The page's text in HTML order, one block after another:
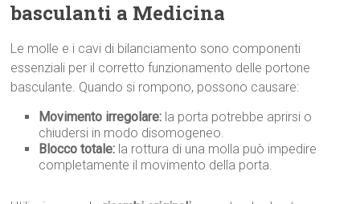
basculanti a Medicina
Le molle e i cavi di bilanciamento sono componenti
essenziali per il corretto funzionamento delle portone
basculante. Quando si rompono, possono causare:
Movimento irregolare: la porta potrebbe aprirsi o
chiudersi in modo disomogeneo.
Blocco totale: la rottura di una molla può impedire
completamente il movimento della porta.